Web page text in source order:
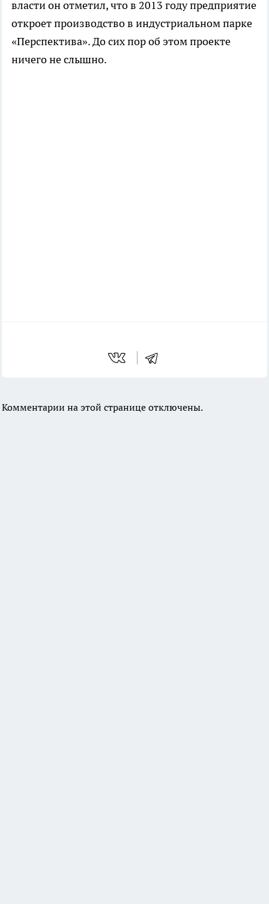
власти он отметил, что в 2013 году предприятие
откроет производство в индустриальном парке
«Перспектива». До сих пор об этом проекте
ничего не слышно.
Комментарии на этой странице отключены.